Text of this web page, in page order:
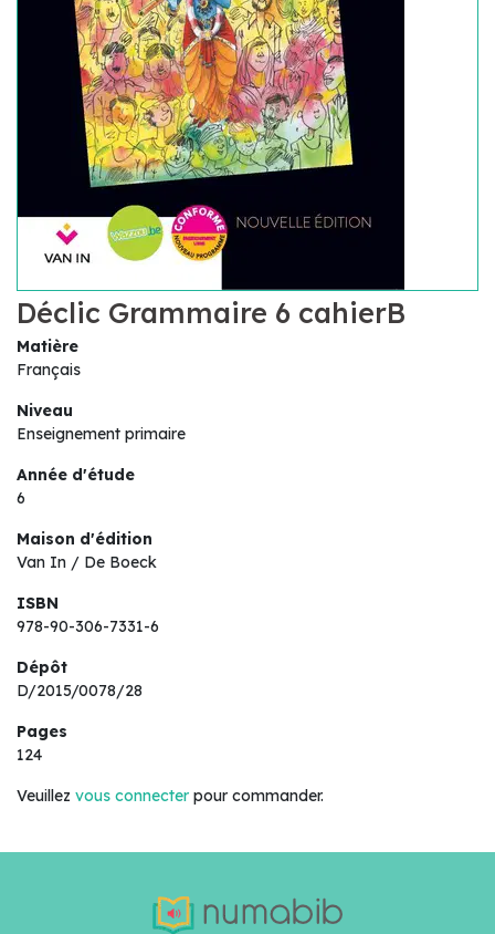
Déclic Grammaire 6 cahierB
Matière
Français
Niveau
Enseignement primaire
Année d'étude
6
Maison d'édition
Van In / De Boeck
ISBN
978-90-306-7331-6
Dépôt
D/2015/0078/28
Pages
124
Veuillez vous connecter pour commander.